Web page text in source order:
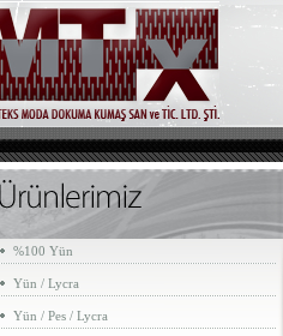
%100 Yün
Yün / Lycra
Yün / Pes / Lycra